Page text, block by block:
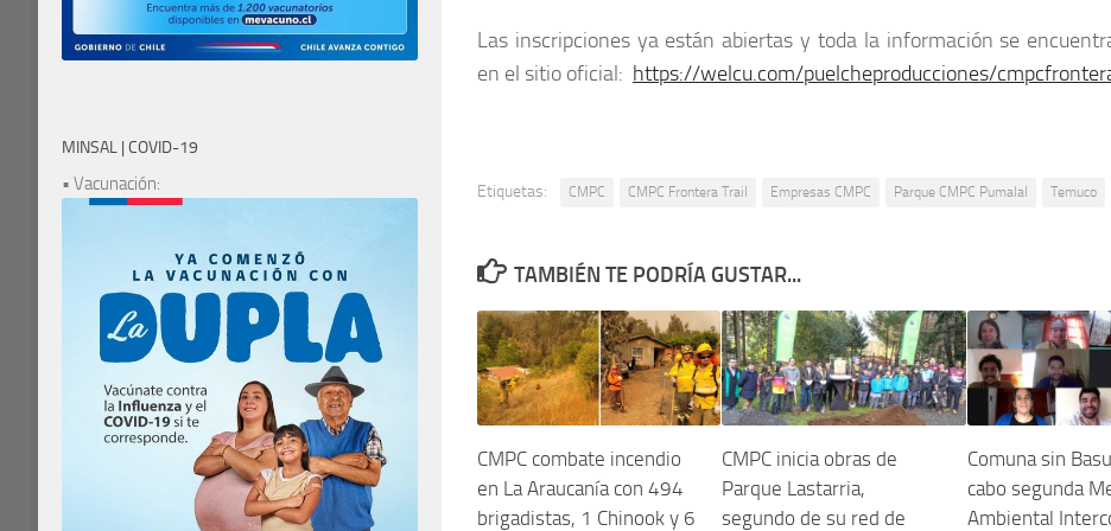
Las inscripciones ya están abiertas y toda la información se
en el sitio oficial: https://welcu.com/puelcheproducciones/
Etiquetas: CMPC CMPC Frontera Trail Empresas CMPC Parque CMPC Pumalal Temuco
TAMBIÉN TE PODRÍA GUSTAR...
CMPC combate incendio
en La Araucanía con 494
brigadistas, 1 Chinook y 6
CMPC inicia obras de
Parque Lastarria,
segundo de su red de
Comuna sin
cabo segunda
Ambiental
MINSAL | COVID-19
• Vacunación: